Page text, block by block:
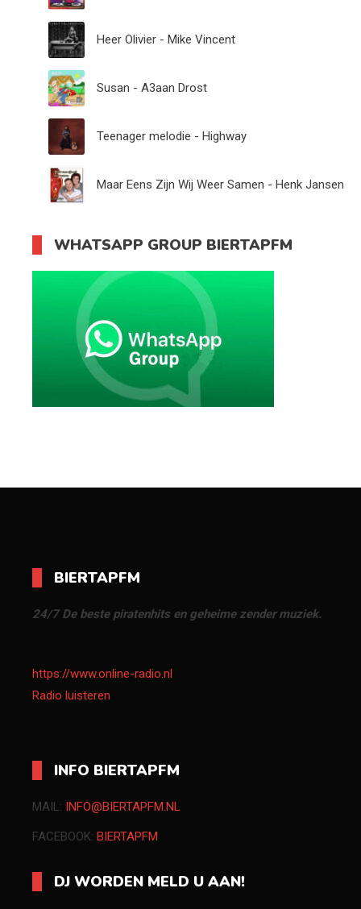
Heer Olivier - Mike Vincent
Susan - A3aan Drost
Teenager melodie - Highway
Maar Eens Zijn Wij Weer Samen - Henk Jansen
WHATSAPP GROUP BIERTAPFM
BIERTAPFM
24/7 De beste piratenhits en geheime zender muziek.
https://www.online-radio.nl
Radio luisteren
INFO BIERTAPFM
MAIL: INFO@BIERTAPFM.NL
FACEBOOK: BIERTAPFM
DJ WORDEN MELD U AAN!